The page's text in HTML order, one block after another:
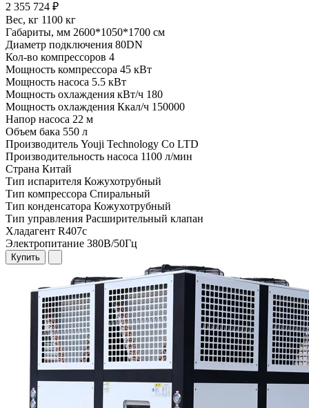
2 355 724 ₽
Вес, кг 1100 кг
Габариты, мм 2600*1050*1700 см
Диаметр подключения 80DN
Кол-во компрессоров 4
Мощность компрессора 45 кВт
Мощность насоса 5.5 кВт
Мощность охлаждения кВт/ч 180
Мощность охлаждения Ккал/ч 150000
Напор насоса 22 м
Объем бака 550 л
Производитель Youji Technology Co LTD
Производительность насоса 1100 л/мин
Страна Китай
Тип испарителя Кожухотрубный
Тип компрессора Спиральный
Тип конденсатора Кожухотрубный
Тип управления Расширительный клапан
Хладагент R407c
Электропитание 380В/50Гц
Купить